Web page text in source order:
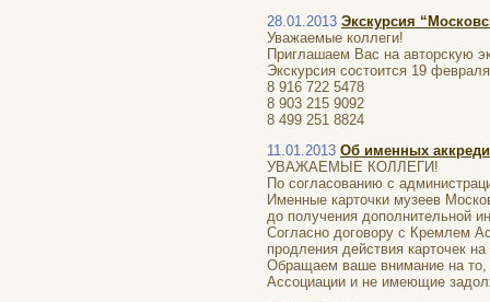
28.01.2013 Экскурсия
Уважаемые коллеги!
Приглашаем Вас на авторскую
Экскурсия состоится 19
8 916 722 5478
8 903 215 9092
8 499 251 8824
11.01.2013 Об именных
УВАЖАЕМЫЕ КОЛЛЕГИ!
По согласованию с
Именные карточки музеев
до получения дополнительной
Согласно договору с Кремлем
продления действия карточек на
Обращаем ваше внимание на то,
Ассоциации и не имеющие